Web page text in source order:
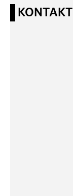
KONTAKT